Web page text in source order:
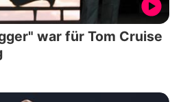
war für Tom Cruise